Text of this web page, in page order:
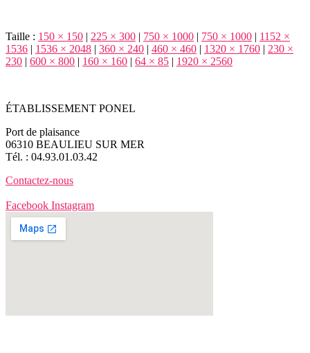
Taille : 150 × 150 | 225 × 300 | 750 × 1000 | 750 × 1000 | 1152 ×
1536 | 1536 × 2048 | 360 × 240 | 460 × 460 | 1320 × 1760 | 230 ×
230 | 600 × 800 | 160 × 160 | 64 × 85 | 1920 × 2560
ÉTABLISSEMENT PONEL
Port de plaisance
06310 BEAULIEU SUR MER
Tél. : 04.93.01.03.42
Contactez-nous
Facebook Instagram